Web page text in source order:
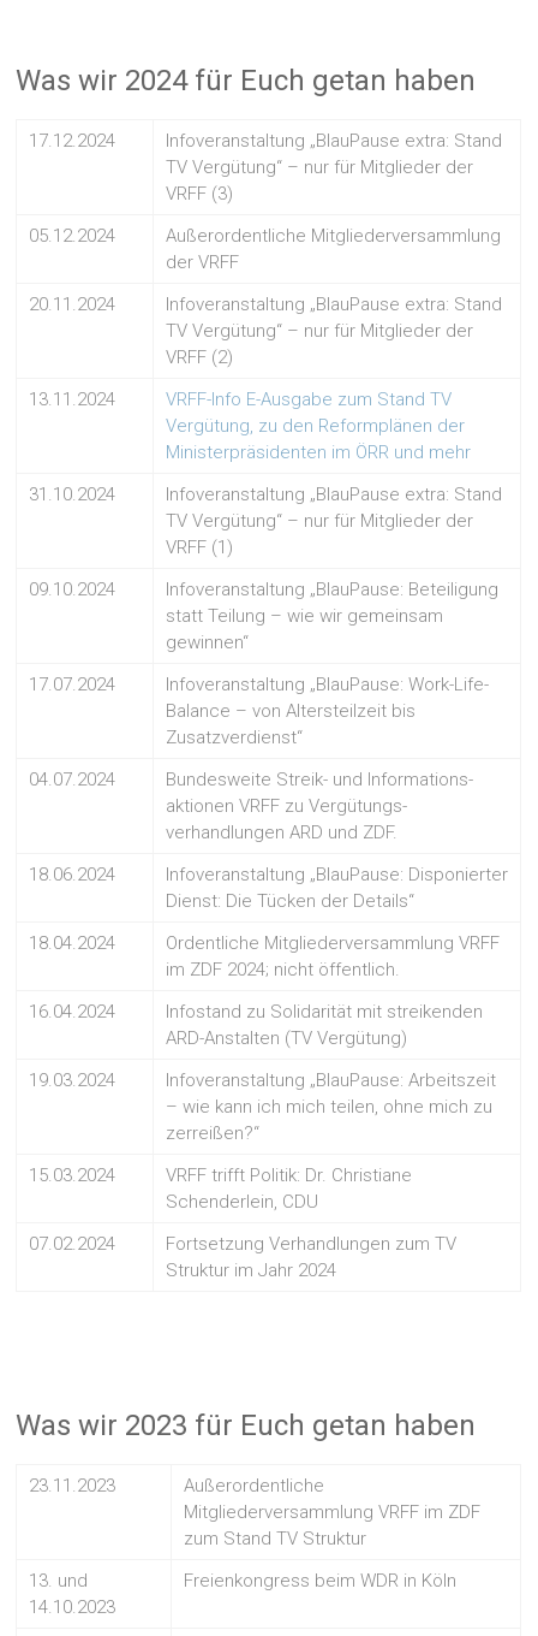
Was wir 2024 für Euch getan haben
17.12.2024
Infoveranstaltung „BlauPause extra: Stand
TV Vergütung“ – nur für Mitglieder der
VRFF (3)
05.12.2024
Außerordentliche Mitgliederversammlung
der VRFF
20.11.2024
Infoveranstaltung „BlauPause extra: Stand
TV Vergütung“ – nur für Mitglieder der
VRFF (2)
13.11.2024
VRFF-Info E-Ausgabe zum Stand TV
Vergütung, zu den Reformplänen der
Ministerpräsidenten im ÖRR und mehr
31.10.2024
Infoveranstaltung „BlauPause extra: Stand
TV Vergütung“ – nur für Mitglieder der
VRFF (1)
09.10.2024
Infoveranstaltung „BlauPause: Beteiligung
statt Teilung – wie wir gemeinsam
gewinnen“
17.07.2024
Infoveranstaltung „BlauPause: Work-Life-
Balance – von Altersteilzeit bis
Zusatzverdienst“
04.07.2024
Bundesweite Streik- und Informations-
aktionen VRFF zu Vergütungs-
verhandlungen ARD und ZDF.
18.06.2024
Infoveranstaltung „BlauPause: Disponierter
Dienst: Die Tücken der Details“
18.04.2024
Ordentliche Mitgliederversammlung VRFF
im ZDF 2024; nicht öffentlich.
16.04.2024
Infostand zu Solidarität mit streikenden
ARD-Anstalten (TV Vergütung)
19.03.2024
Infoveranstaltung „BlauPause: Arbeitszeit
– wie kann ich mich teilen, ohne mich zu
zerreißen?“
15.03.2024
VRFF trifft Politik: Dr. Christiane
Schenderlein, CDU
07.02.2024
Fortsetzung Verhandlungen zum TV
Struktur im Jahr 2024
Was wir 2023 für Euch getan haben
23.11.2023
Außerordentliche
Mitgliederversammlung VRFF im ZDF
zum Stand TV Struktur
13. und
14.10.2023
Freienkongress beim WDR in Köln